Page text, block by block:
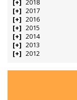
2018
2017
2016
2015
2014
2013
2012